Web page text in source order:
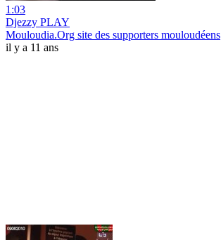
1:03
Djezzy PLAY
Mouloudia.Org site des supporters mouloudéens
il y a 11 ans